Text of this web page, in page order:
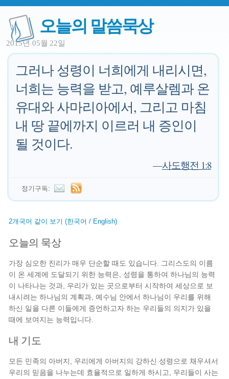
오늘의 말씀묵상
2015년 05월 22일
그러나 성령이 너희에게 내리시면,
너희는 능력을 받고, 예루살렘과 온
유대와 사마리아에서, 그리고 마침
내 땅 끝에까지 이르러 내 증인이
될 것이다.
—사도행전 1:8
정기구독:
2개국어 같이 보기 (한국어 / English)
오늘의 묵상
가장 심오한 진리가 매우 단순할 때도 있습니다. 그리스도의 이름
이 온 세계에 도달되기 위한 능력은, 성령을 통하여 하나님의 능력
이 나타나는 것과, 우리가 있는 곳으로부터 시작하여 세상으로 보
내시려는 하나님의 계획과, 예수님 안에서 하나님이 우리를 위해
하신 일을 다른 이들에게 증언하고자 하는 우리들의 의지가 있을
때에 보여지는 능력입니다.
내 기도
모든 민족의 아버지, 우리에게 아버지의 강하신 성령으로 채우셔서
우리의 믿음을 나누는데 효율적으로 일하게 하시고, 우리들이 사는